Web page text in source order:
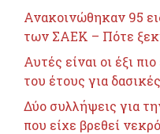
Ανακοινώθηκαν 95
των ΣΑΕΚ – Πότε
Αυτές είναι οι έξι
του έτους για
Δύο συλλήψεις για
που είχε βρεθεί